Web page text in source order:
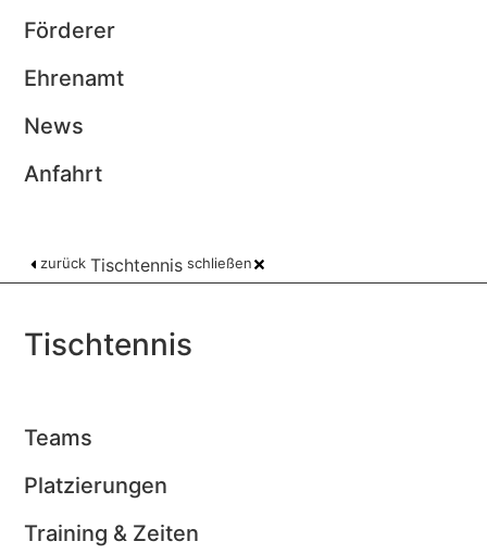
Förderer
Ehrenamt
News
Anfahrt
zurück Tischtennis schließen
Tischtennis
Teams
Platzierungen
Training & Zeiten